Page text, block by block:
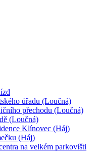
úřadu (Loučná)
přechodu (Loučná)
(Loučná)
Klínovec (Háj)
(Háj)
na velkém parkovišti